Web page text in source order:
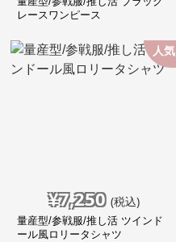
レースワンピース
人気
¥7,250 (税込)
量産型/参戦服/推し活 ツインド
ール風ロリータシャツ